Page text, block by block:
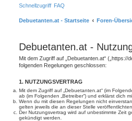
Schnellzugriff FAQ
Debuetanten.at - Startseite Foren-
Debuetanten.at -
Mit dem Zugriff auf „Debuetanten.at“
folgenden Regelungen geschlossen:
1. NUTZUNGSVERTRAG
Mit dem Zugriff auf „Debuetanten.at“ (im
ab (im Folgenden „Betreiber“) und erklärst dich
Wenn du mit diesen Regelungen nicht
gelten jeweils die an dieser Stelle
Der Nutzungsvertrag wird auf unbestimmte Zeit
gekündigt werden.